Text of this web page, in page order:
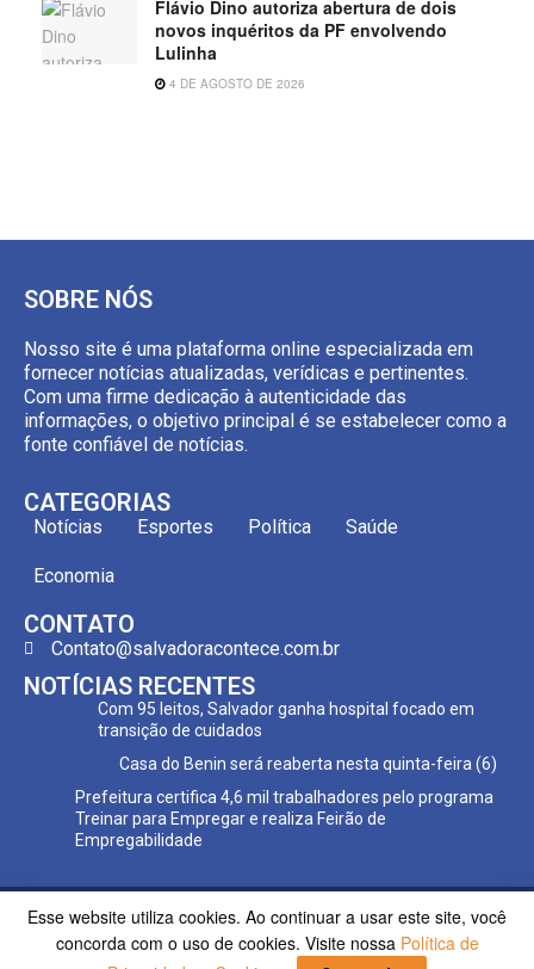
Flávio Dino autoriza abertura de dois
novos inquéritos da PF envolvendo
Lulinha
4 DE AGOSTO DE 2026
SOBRE NÓS
Nosso site é uma plataforma online especializada em
fornecer notícias atualizadas, verídicas e pertinentes.
Com uma firme dedicação à autenticidade das
informações, o objetivo principal é se estabelecer como a
fonte confiável de notícias.
CATEGORIAS
Notícias Esportes Política Saúde
Economia
CONTATO
Contato@salvadoracontece.com.br
NOTÍCIAS RECENTES
Com 95 leitos, Salvador ganha hospital focado em
transição de cuidados
Casa do Benin será reaberta nesta quinta-feira (6)
Prefeitura certifica 4,6 mil trabalhadores pelo programa
Treinar para Empregar e realiza Feirão de
Empregabilidade
Copyright ©2023 Salvador Acontece. Todos os direitos
reservados | Desenvolvido porPoppy Sites.
Esse website utiliza cookies. Ao continuar a usar este site, você
concorda com o uso de cookies. Visite nossa Política de